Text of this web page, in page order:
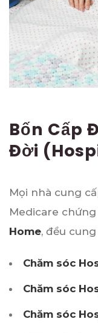
Bốn Cấp
Đời
Mọi nhà cung
Medicare
Home, đều
Chăm sóc
Chăm sóc
Chăm sóc